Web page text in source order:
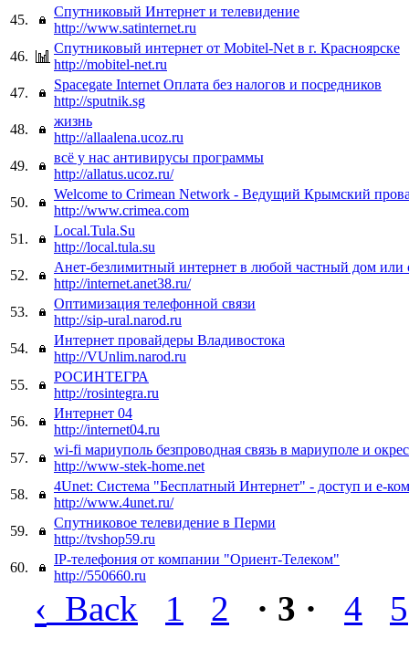
45.
Спутниковый Интернет и телевидение
http://www.satinternet.ru
46.
Спутниковый интернет от Mobitel-Net в г. Красноярске
http://mobitel-net.ru
47.
Spacegate Internet Оплата без налогов и посредников
http://sputnik.sg
48.
жизнь
http://allaalena.ucoz.ru
49.
всё у нас антивирусы программы
http://allatus.ucoz.ru/
50.
Welcome to Crimean Network - Ведущий Крымский
http://www.crimea.com
51.
Local.Tula.Su
http://local.tula.su
52.
Анет-безлимитный интернет в любой частный дом или
http://internet.anet38.ru/
53.
Оптимизация телефонной связи
http://sip-ural.narod.ru
54.
Интернет провайдеры Владивостока
http://VUnlim.narod.ru
55.
РОСИНТЕГРА
http://rosintegra.ru
56.
Интернет 04
http://internet04.ru
57.
wi-fi мариуполь безпроводная связь в мариуполе и
http://www-stek-home.net
58.
4Unet: Система "Бесплатный Интернет" - доступ и е-
http://www.4unet.ru/
59.
Спутниковое телевидение в Перми
http://tvshop59.ru
60.
IP-телефония от компании "Ориент-Телеком"
http://550660.ru
‹ Back 1 2 · 3 · 4 5